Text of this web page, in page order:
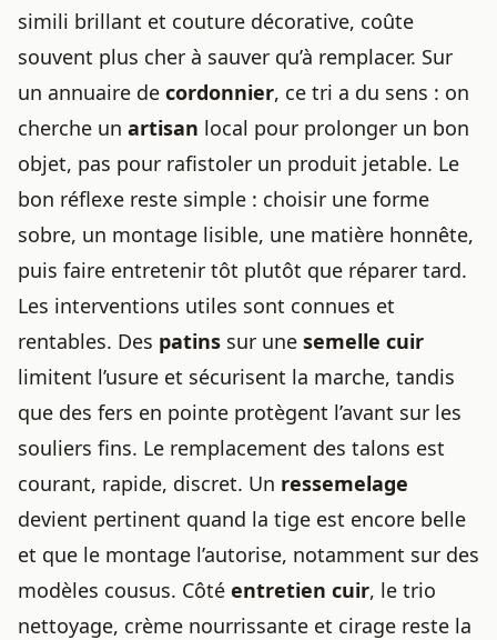
simili brillant et couture décorative, coûte
souvent plus cher à sauver qu’à remplacer. Sur
un annuaire de cordonnier, ce tri a du sens : on
cherche un artisan local pour prolonger un bon
objet, pas pour rafistoler un produit jetable. Le
bon réflexe reste simple : choisir une forme
sobre, un montage lisible, une matière honnête,
puis faire entretenir tôt plutôt que réparer tard.
Les interventions utiles sont connues et
rentables. Des patins sur une semelle cuir
limitent l’usure et sécurisent la marche, tandis
que des fers en pointe protègent l’avant sur les
souliers fins. Le remplacement des talons est
courant, rapide, discret. Un ressemelage
devient pertinent quand la tige est encore belle
et que le montage l’autorise, notamment sur des
modèles cousus. Côté entretien cuir, le trio
nettoyage, crème nourrissante et cirage reste la